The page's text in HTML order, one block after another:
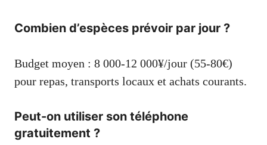
Combien d’espèces prévoir par jour ?
Budget moyen : 8 000-12 000¥/jour (55-80€)
pour repas, transports locaux et achats courants.
Peut-on utiliser son téléphone
gratuitement ?